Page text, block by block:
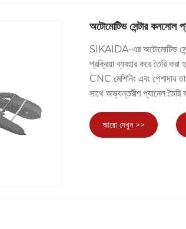
অটোমোটিভ সেন্টার কনসোল
SIKAIDA-এর অটোমোটিভ
প্রক্রিয়া ব্যবহার করে তৈরি
CNC মেশিনিং এবং পেশাদার
সাথে অভ্যন্তরীণ প্যানেল তৈরি
আরো দেখুন >>